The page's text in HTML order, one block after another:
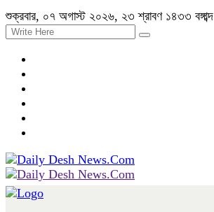
শুক্রবার, ০৭ অগাস্ট ২০২৬, ২৩ শ্রাবণ ১৪৩৩ বঙ্গাব্দ